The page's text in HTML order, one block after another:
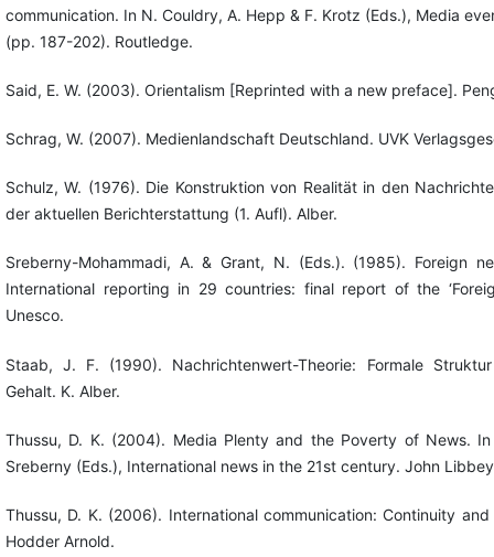
communication. In N. Couldry, A. Hepp & F. Krotz (Eds.), Media
(pp. 187-202). Routledge.
Said, E. W. (2003). Orientalism [Reprinted with a new preface].
Schrag, W. (2007). Medienlandschaft Deutschland. UVK
Schulz, W. (1976). Die Konstruktion von Realität in den
der aktuellen Berichterstattung (1. Aufl). Alber.
Sreberny-Mohammadi, A. & Grant, N. (Eds.). (1985). Foreign
International reporting in 29 countries: final report of the
Unesco.
Staab, J. F. (1990). Nachrichtenwert-Theorie: Formale
Gehalt. K. Alber.
Thussu, D. K. (2004). Media Plenty and the Poverty of News.
Sreberny (Eds.), International news in the 21st century. John
Thussu, D. K. (2006). International communication: Continuity
Hodder Arnold.